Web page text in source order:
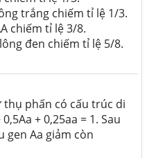
trắng chiếm tỉ lệ 1/3.
chiếm tỉ lệ 3/8.
đen chiếm tỉ lệ 5/8.
phấn có cấu trúc di
+ 0,25aa = 1. Sau
gen Aa giảm còn